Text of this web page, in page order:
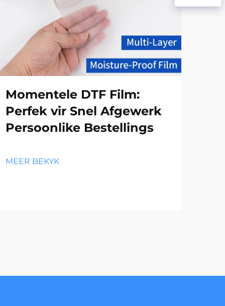
Momentele DTF Film:
Perfek vir Snel Afgewerk
Persoonlike Bestellings
MEER BEKYK